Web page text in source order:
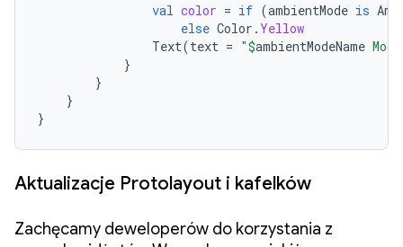
val color = if (ambientMode is
else Color . Yellow
Text(text = "$ambientModeName
}
}
}
}
Aktualizacje Protolayout i kafelków
Zachęcamy deweloperów do korzystania z